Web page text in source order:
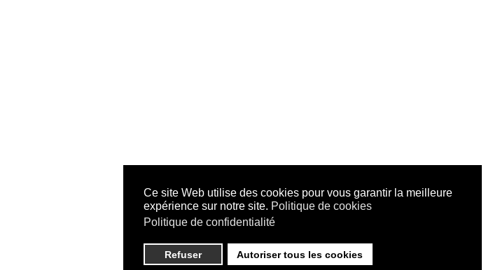
Ce site Web utilise des cookies pour vous garantir la meilleure
expérience sur notre site. Politique de cookies
Politique de confidentialité
Refuser Autoriser tous les cookies